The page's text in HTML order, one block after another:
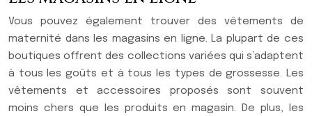
Vous pouvez également trouver des vêtements de
maternité dans les magasins en ligne. La plupart de ces
boutiques offrent des collections variées qui s’adaptent
à tous les goûts et à tous les types de grossesse. Les
vêtements et accessoires proposés sont souvent
moins chers que les produits en magasin. De plus, les